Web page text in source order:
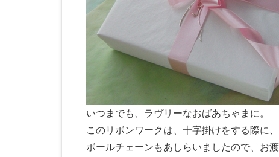
いつまでも、ラヴリーなおばあちゃまに。
このリボンワークは、十字掛けをする際に
ボールチェーンもあしらいましたので、お